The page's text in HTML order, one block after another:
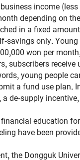
income
depending on
in a fixed
savings only.
won per
subscribers
young people
a fund use plan.
de-supply
education
have been
the Dongguk